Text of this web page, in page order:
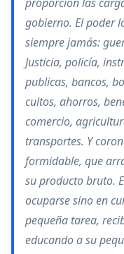
gobierno. El poder
siempre jamás:
Justicia, policía,
publicas, bancos,
cultos, ahorros,
comercio,
transportes. Y
formidable, que
su producto bruto.
ocuparse sino en
pequeña tarea,
educando a su